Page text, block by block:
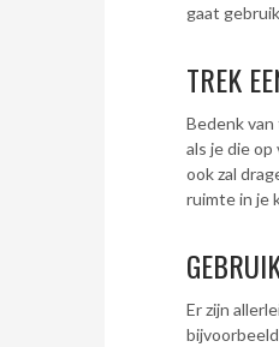
gaat
TREK
Bedenk
als je die
ook zal
ruimte in je
Er zijn